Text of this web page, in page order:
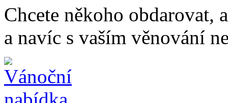
Chcete někoho obdarovat,
a navíc s vaším věnování